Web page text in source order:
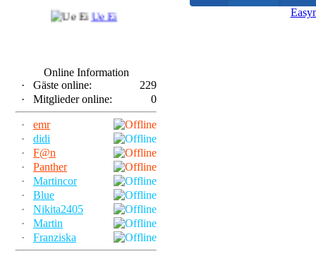
Ue Ei
Online Information
·
Gäste online:
229
·
Mitglieder online: 0
·
emr
·
didi
·
F@n
·
Panther
·
Martincor
·
Blue
·
Nikita2405
·
Martin
·
Franziska